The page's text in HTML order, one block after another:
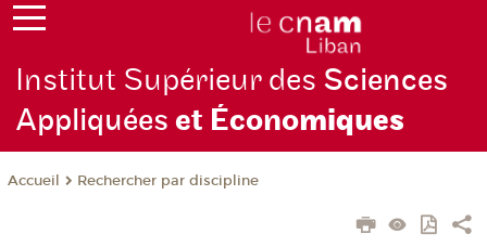
Institut Supérieur des Sciences
Appliquéeset Économiques
Accueil Rechercher par discipline